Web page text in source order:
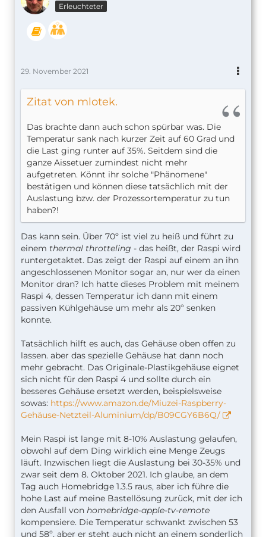
Erleuchteter
29. November 2021
Zitat von mlotek.
Das brachte dann auch schon spürbar was. Die
Temperatur sank nach kurzer Zeit auf 60 Grad und
die Last ging runter auf 35%. Seitdem sind die
ganze Aissetuer zumindest nicht mehr
aufgetreten. Könnt ihr solche "Phänomene"
bestätigen und können diese tatsächlich mit der
Auslastung bzw. der Prozessortemperatur zu tun
haben?!
Das kann sein. Über 70º ist viel zu heiß und führt zu
einem thermal throtteling - das heißt, der Raspi wird
runtergetaktet. Das zeigt der Raspi auf einem an ihn
angeschlossenen Monitor sogar an, nur wer da einen
Monitor dran? Ich hatte dieses Problem mit meinem
Raspi 4, dessen Temperatur ich dann mit einem
passiven Kühlgehäuse um mehr als 20º senken
konnte.
Tatsächlich hilft es auch, das Gehäuse oben offen zu
lassen. aber das spezielle Gehäuse hat dann noch
mehr gebracht. Das Originale-Plastikgehäuse eignet
sich nicht für den Raspi 4 und sollte durch ein
besseres Gehäuse ersetzt werden, beispielsweise
sowas: https://www.amazon.de/Miuzei-Raspberry-
Gehäuse-Netzteil-Aluminium/dp/B09CGY6B6Q/
Mein Raspi ist lange mit 8-10% Auslastung gelaufen,
obwohl auf dem Ding wirklich eine Menge Zeugs
läuft. Inzwischen liegt die Auslastung bei 30-35% und
zwar seit dem 8. Oktober 2021. Ich glaube, an dem
Tag auch Homebridge 1.3.5 raus, aber ich führe die
hohe Last auf meine Bastellösung zurück, mit der ich
den Ausfall von homebridge-apple-tv-remote
kompensiere. Die Temperatur schwankt zwischen 53
und 58º, aber er steht auch nicht an einem sonderlich